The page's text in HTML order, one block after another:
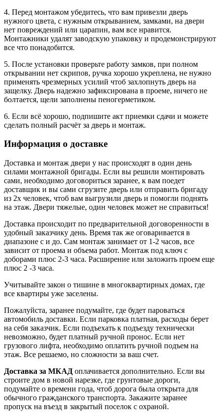
4. Перед монтажом убедитесь, что вам привезли дверь
нужного цвета, с нужным открыванием, замками, на двери
нет повреждений или царапин, вам все нравится.
Монтажники удалят заводскую упаковку и продемонстрируют
все что понадобится.
5. После установки проверьте работу замков, при полном
открывании нет скрипов, ручка хорошо укреплена, не нужно
применять чрезмерных усилий чтоб захлопнуть дверь на
защелку. Дверь надежно зафиксирована в проеме, ничего не
болтается, щели заполнены пеногерметиком.
6. Если всё хорошо, подпишите акт приемки сдачи и можете
сделать полный расчёт за дверь и монтаж.
Информация о доставке
Доставка и монтаж двери у нас происходят в один день
силами монтажной бригады. Если вы решили монтировать
сами, необходимо договориться заранее, к вам поедет
доставщик и вы сами сгрузите дверь или отправить бригаду
из 2х человек, чтоб вам выгрузили дверь и помогли поднять
на этаж. Двери тяжелые, один человек может не справиться!
Доставка происходит по предварительной договоренности в
удобный заказчику день. Время так же оговаривается в
диапазоне с и до. Сам монтаж занимает от 1-2 часов, все
зависит от проема и объема работ. Монтаж под ключ с
доборами плюс 2-3 часа. Расширение или заложить проем еще
плюс 2 -3 часа.
Учитывайте закон о тишине в многоквартирных домах, где
все квартиры уже заселены.
Пожалуйста, заранее подумайте, где будет пароваться
автомобиль доставки. Если парковка платная, расходы берет
на себя заказчик. Если подъехать к подъезду технически
невозможно, будет платный ручной пронос. Если нет
грузового лифта, необходимо оплатить ручной подъем на
этаж. Все решаемо, но сложности за ваш счет.
Доставка за МКАД оплачивается дополнительно. Если вы
строите дом в новой нарезке, где грунтовые дороги,
подумайте о времени года, чтоб дорога была открыта для
обычного гражданского транспорта. Закажите заранее
пропуск на въезд в закрытый поселок с охраной.